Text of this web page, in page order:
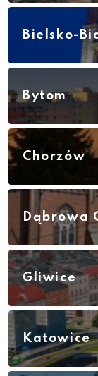
Bielsko-
Bytom
Chorzów
Dąbrowa
Gliwice
Katowice